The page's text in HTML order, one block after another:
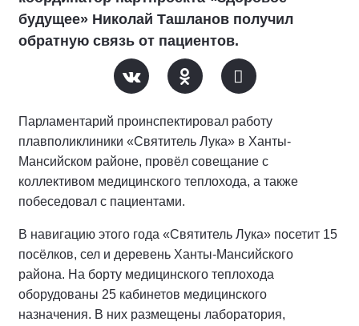
будущее» Николай Ташланов получил
обратную связь от пациентов.
Парламентарий проинспектировал работу
плавполиклиники «Святитель Лука» в Ханты-
Мансийском районе, провёл совещание с
коллективом медицинского теплохода, а также
побеседовал с пациентами.
В навигацию этого года «Святитель Лука» посетит 15
посёлков, сел и деревень Ханты-Мансийского
района. На борту медицинского теплохода
оборудованы 25 кабинетов медицинского
назначения. В них размещены лаборатория,